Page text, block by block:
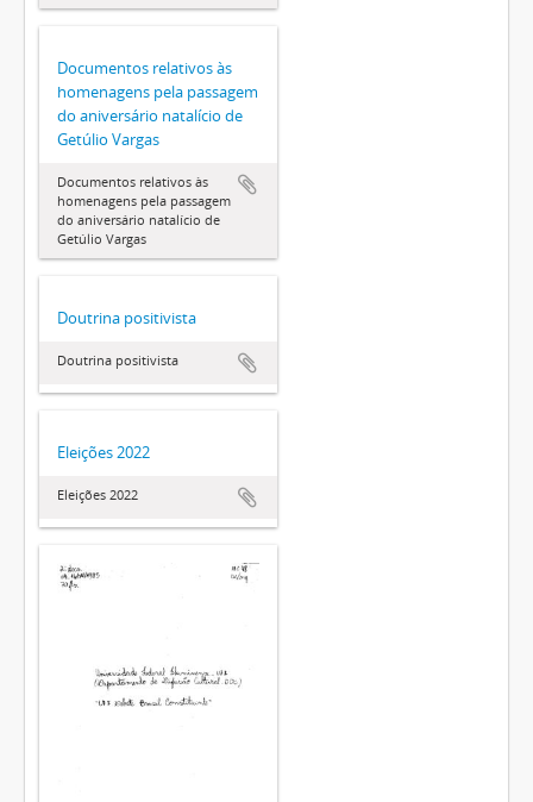
Documentos relativos às
homenagens pela passagem
do aniversário natalício de
Getúlio Vargas
Documentos relativos às
homenagens pela passagem
do aniversário natalício de
Getúlio Vargas
Doutrina positivista
Doutrina positivista
Eleições 2022
Eleições 2022